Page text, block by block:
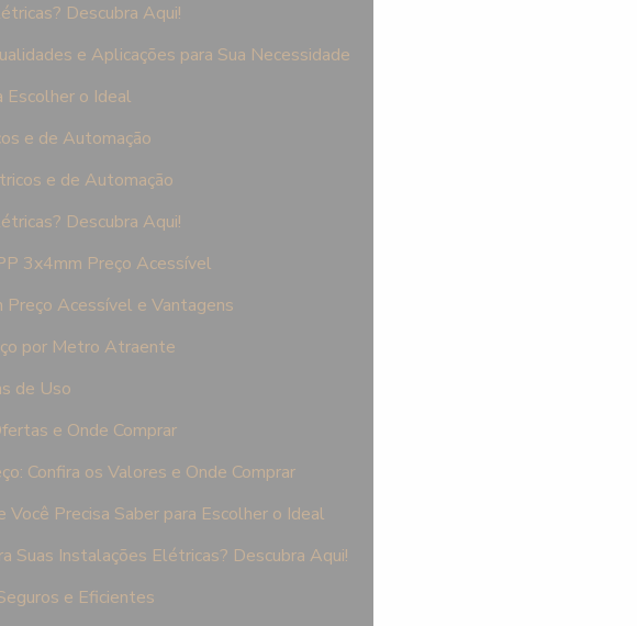
Descubra Aqui!
e Aplicações para Sua Necessidade
Escolher o Ideal
e de Automação
e de Automação
Descubra Aqui!
3x4mm Preço Acessível
Preço Acessível e Vantagens
por Metro Atraente
de Uso
e Onde Comprar
Confira os Valores e Onde Comprar
Precisa Saber para Escolher o Ideal
Suas Instalações Elétricas? Descubra Aqui!
e Eficientes